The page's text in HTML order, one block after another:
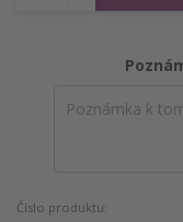
Číslo produktu: